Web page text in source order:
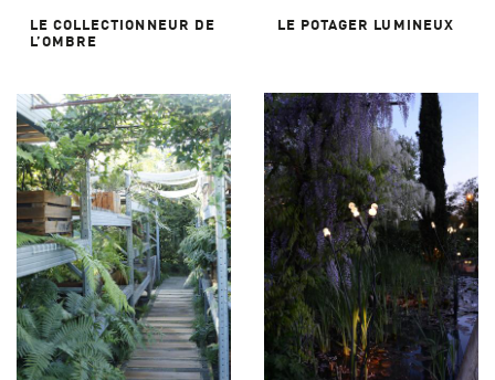
LE COLLECTIONNEUR DE
L’OMBRE
LE POTAGER LUMINEUX